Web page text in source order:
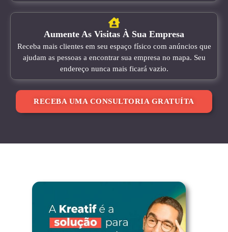
Aumente As Visitas À Sua Empresa
Receba mais clientes em seu espaço físico com anúncios que
ajudam as pessoas a encontrar sua empresa no mapa. Seu
endereço nunca mais ficará vazio.
RECEBA UMA CONSULTORIA GRATUÍTA